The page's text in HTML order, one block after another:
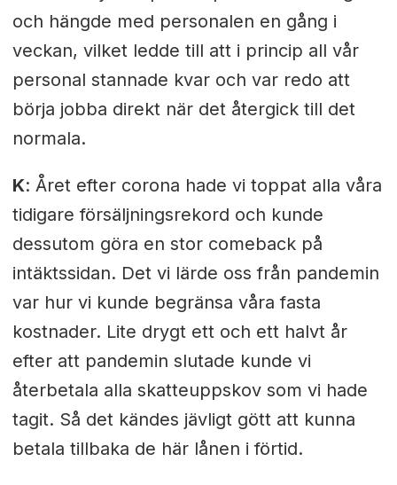
och hängde med personalen en gång i
veckan, vilket ledde till att i princip all vår
personal stannade kvar och var redo att
börja jobba direkt när det återgick till det
normala.
K: Året efter corona hade vi toppat alla våra
tidigare försäljningsrekord och kunde
dessutom göra en stor comeback på
intäktssidan. Det vi lärde oss från pandemin
var hur vi kunde begränsa våra fasta
kostnader. Lite drygt ett och ett halvt år
efter att pandemin slutade kunde vi
återbetala alla skatteuppskov som vi hade
tagit. Så det kändes jävligt gött att kunna
betala tillbaka de här lånen i förtid.